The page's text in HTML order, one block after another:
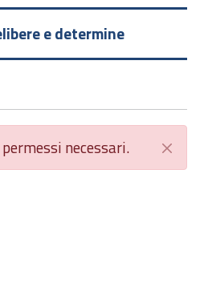
e determine
Chiudi
necessari.